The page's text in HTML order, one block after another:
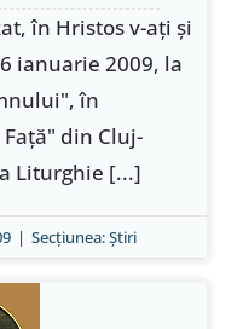
în Hristos v-aţi şi
ianuarie 2009, la
în
din Cluj-
Liturghie [...]
| Secțiunea:Ştiri